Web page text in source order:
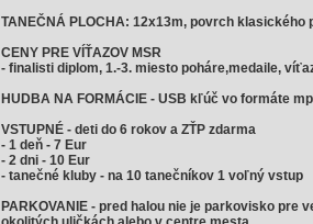
TANEČNÁ PLOCHA: 12x13m, povrch klasického
CENY PRE VÍŤAZOV MSR
- finalisti diplom, 1.-3. miesto poháre,medaile,
HUDBA NA FORMÁCIE - USB kľúč vo formáte
VSTUPNÉ - deti do 6 rokov a ZŤP zdarma
- 1 deň - 7 Eur
- 2 dni - 10 Eur
- tanečné kluby - na 10 tanečníkov 1 voľný vstup
PARKOVANIE - pred halou nie je parkovisko